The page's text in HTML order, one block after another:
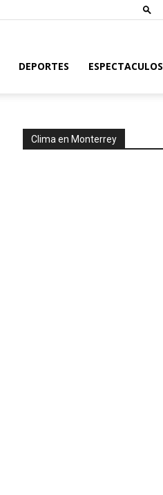
DEPORTES ESPECTACULOS
Clima en Monterrey